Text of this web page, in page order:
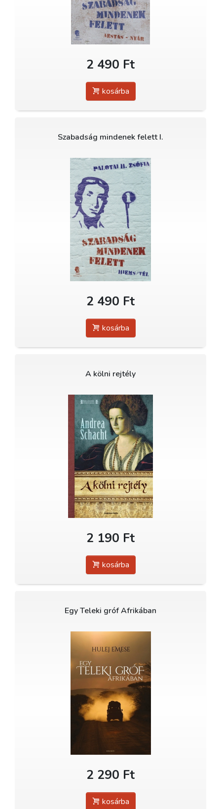
2 490 Ft
kosárba
Szabadság mindenek felett I.
2 490 Ft
kosárba
A kölni rejtély
2 190 Ft
kosárba
Egy Teleki gróf Afrikában
2 290 Ft
kosárba